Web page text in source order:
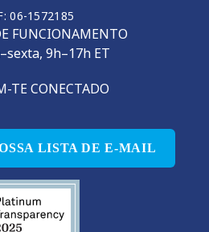
06-1572185
FUNCIONAMENTO
9h–17h ET
TE CONECTADO
LISTA DE E-MAIL